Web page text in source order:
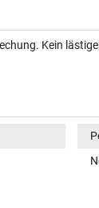
Kein